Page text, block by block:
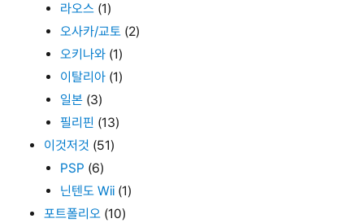
라오스 (1)
오사카/교토 (2)
오키나와 (1)
이탈리아 (1)
일본 (3)
필리핀 (13)
이것저것 (51)
PSP (6)
닌텐도 Wii (1)
포트폴리오 (10)